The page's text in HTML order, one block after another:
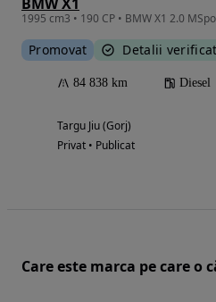
1995 cm3 • 190 CP • BMW X1 2.0
Promovat Detalii
84 838 km Diesel
Targu Jiu (Gorj)
Privat • Publicat
Care este marca pe care o